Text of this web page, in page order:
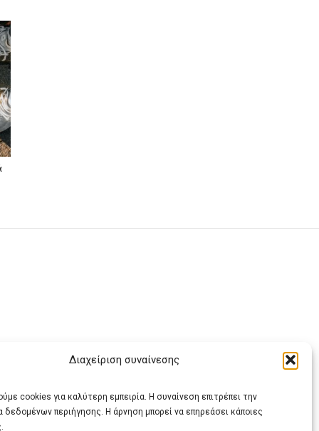
Διαχείριση συναίνεσης
cookies για καλύτερη εμπειρία. Η συναίνεση επιτρέπει την
δεδομένων περιήγησης. Η άρνηση μπορεί να επηρεάσει κάποιες